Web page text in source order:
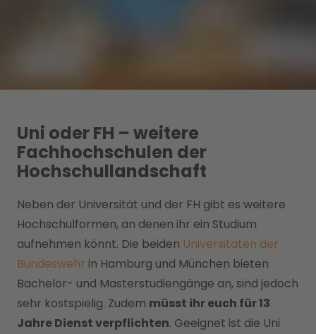
Uni oder FH – weitere
Fachhochschulen der
Hochschullandschaft
Neben der Universität und der FH gibt es weitere
Hochschulformen, an denen ihr ein Studium
aufnehmen könnt. Die beiden Universitäten der
Bundeswehr in Hamburg und München bieten
Bachelor- und Masterstudiengänge an, sind jedoch
sehr kostspielig. Zudem müsst ihr euch für 13
Jahre Dienst verpflichten. Geeignet ist die Uni